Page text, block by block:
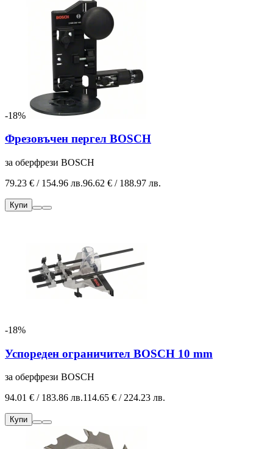
-18%
Фрезовъчен пергел BOSCH
за оберфрези BOSCH
79.23 € / 154.96 лв.96.62 € / 188.97 лв.
Купи
-18%
Успореден ограничител BOSCH 10 mm
за оберфрези BOSCH
94.01 € / 183.86 лв.114.65 € / 224.23 лв.
Купи